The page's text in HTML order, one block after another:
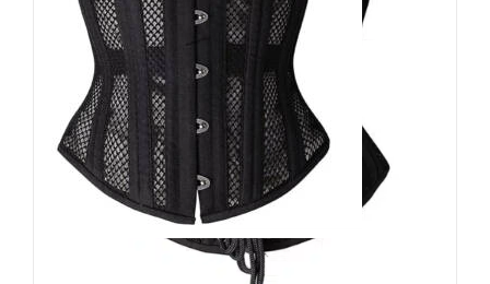
Moon Attic Taillenmieder Lewd